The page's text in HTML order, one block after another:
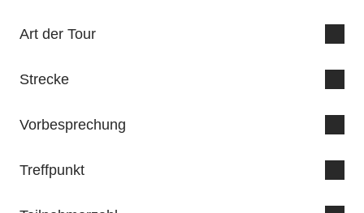
Art der Tour
Strecke
Vorbesprechung
Treffpunkt